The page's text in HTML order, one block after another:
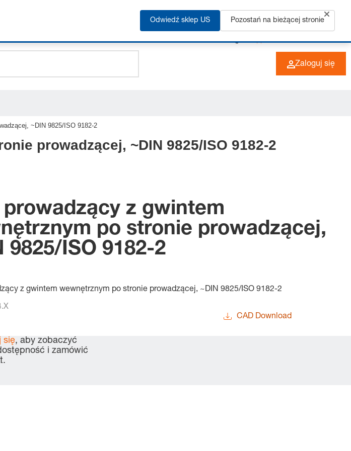
+49 (0) 6266 73-0 PL
Zaloguj się
~DIN 9825/ISO 9182-2
prowadzącej, ~DIN 9825/ISO 9182-2
prowadzący z gwintem
po stronie prowadzącej,
9825/ISO 9182-2
z gwintem wewnętrznym po stronie prowadzącej, ~DIN 9825/ISO 9182-2
CAD Download
się, aby zobaczyć
i zamówić
Odwiedź sklep US Pozostań na bieżącej stronie